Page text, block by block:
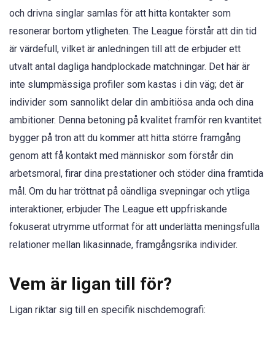
och drivna singlar samlas för att hitta kontakter som
resonerar bortom ytligheten. The League förstår att din tid
är värdefull, vilket är anledningen till att de erbjuder ett
utvalt antal dagliga handplockade matchningar. Det här är
inte slumpmässiga profiler som kastas i din väg; det är
individer som sannolikt delar din ambitiösa anda och dina
ambitioner. Denna betoning på kvalitet framför ren kvantitet
bygger på tron att du kommer att hitta större framgång
genom att få kontakt med människor som förstår din
arbetsmoral, firar dina prestationer och stöder dina framtida
mål. Om du har tröttnat på oändliga svepningar och ytliga
interaktioner, erbjuder The League ett uppfriskande
fokuserat utrymme utformat för att underlätta meningsfulla
relationer mellan likasinnade, framgångsrika individer.
Vem är ligan till för?
Ligan riktar sig till en specifik nischdemografi: